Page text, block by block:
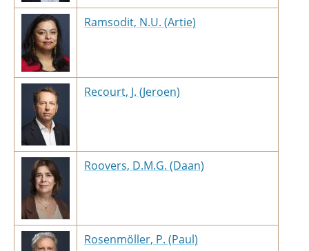
Ramsodit, N.U. (Artie)
Recourt, J. (Jeroen)
Roovers, D.M.G. (Daan)
Rosenmöller, P. (Paul)